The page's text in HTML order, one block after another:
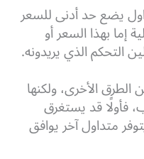
يضع حد أدنى للسعر
إما بهذا السعر أو
التحكم الذي يريدونه.
الطرق الأخرى، ولكنها
قد يستغرق
متداول آخر يوافق